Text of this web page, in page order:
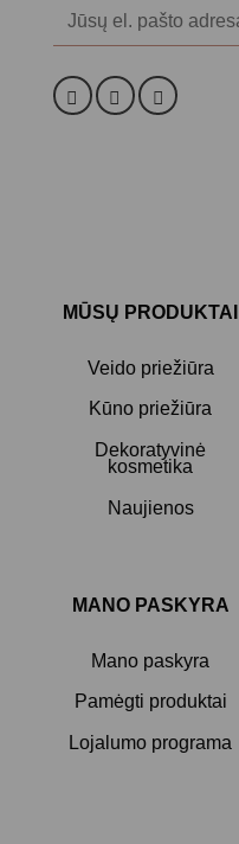
MŪSŲ PRODUKTAI
Veido priežiūra
Kūno priežiūra
Dekoratyvinė
kosmetika
Naujienos
MANO PASKYRA
Mano paskyra
Pamėgti produktai
Lojalumo programa